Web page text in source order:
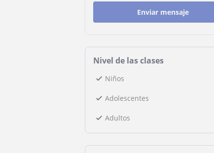
Enviar mensaje
Nivel de las clases
Niños
Adolescentes
Adultos